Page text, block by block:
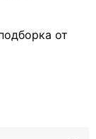
от